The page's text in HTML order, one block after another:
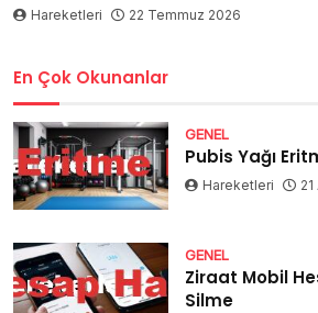
Hareketleri 22 Temmuz 2026
En Çok Okunanlar
GENEL
Pubis Yağı
Hareketleri
GENEL
Ziraat Mobil
Silme